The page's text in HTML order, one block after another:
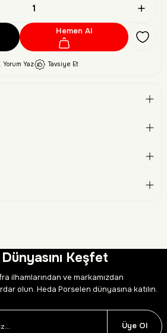
Hemen Al
Yorum Yaz Tavsiye Et
Keşfet
ilhamlarından ve markamızdan
olun. Heda Porselen dünyasına katılın.
Üye Ol